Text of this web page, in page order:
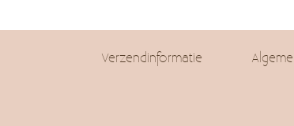
Verzendinformatie